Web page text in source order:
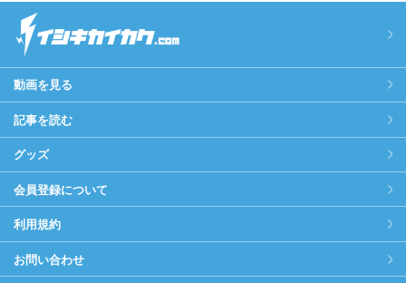
動画を見る
記事を読む
グッズ
会員登録について
利用規約
お問い合わせ